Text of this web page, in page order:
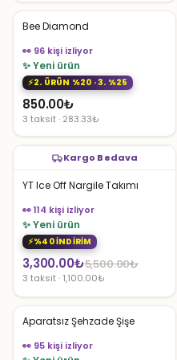
3,825.00₺.
fiyat:
2,295.00₺.
Bee Diamond
👀 96 kişi izliyor
✨ Yeni ürün
2. ÜRÜN %20 · 3. %25
850.00₺
3 taksit · 283.33₺
Kargo Bedava
YT Ice Off Nargile Takımı
👀 114 kişi izliyor
✨ Yeni ürün
%40 İNDİRİM
5,500.00₺
Orijinal
fiyat:
5,500.00₺.
3,300.00₺
Şu
andaki
fiyat:
3,300.00₺.
3 taksit · 1,100.00₺
Aparatsız Şehzade Şişe
👀 95 kişi izliyor